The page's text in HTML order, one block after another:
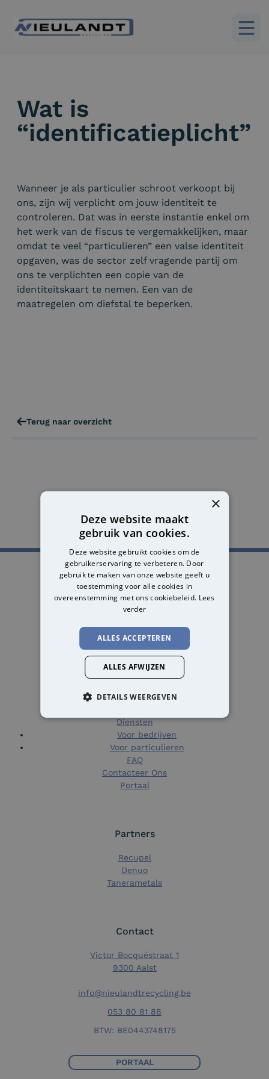
content
Wat is
“identificatieplicht”
Wanneer je als particulier schroot verkoopt bij
ons, zijn wij verplicht om jouw identiteit te
controleren. Dat was in eerste instantie enkel om
het werk van de fiscus te vergemakkelijken, maar
omdat te veel “particulieren” een valse identiteit
opgaven, was de sector zelf vragende partij om
ons te verplichten een copie van de
identiteitskaart te nemen. Een van de
maatregelen om diefstal te beperken.
Terug naar overzicht
Navigatie
Home
Diensten
Voor bedrijven
Voor particulieren
FAQ
Contacteer Ons
Portaal
Partners
Recupel
Denuo
Tanerametals
Contact
Victor Bocquéstraat 1
9300 Aalst
info@nieulandtrecycling.be
053 80 81 88
BTW: BE0443748175
PORTAAL
×
Deze website maakt
gebruik van cookies.
Deze website gebruikt cookies om de
gebruikerservaring te verbeteren. Door
gebruik te maken van onze website geeft u
toestemming voor alle cookies in
overeenstemming met ons cookiebeleid. Lees
verder
ALLES ACCEPTEREN
ALLES AFWIJZEN
DETAILS WEERGEVEN